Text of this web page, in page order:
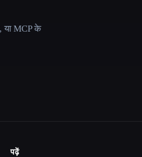
या MCP के
पढ़ें